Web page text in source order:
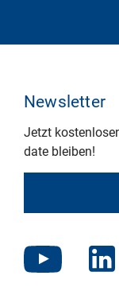
Newsletter
Jetzt
date bleiben!